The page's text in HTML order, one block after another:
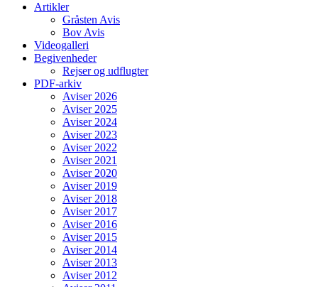
Artikler
Gråsten Avis
Bov Avis
Videogalleri
Begivenheder
Rejser og udflugter
PDF-arkiv
Aviser 2026
Aviser 2025
Aviser 2024
Aviser 2023
Aviser 2022
Aviser 2021
Aviser 2020
Aviser 2019
Aviser 2018
Aviser 2017
Aviser 2016
Aviser 2015
Aviser 2014
Aviser 2013
Aviser 2012